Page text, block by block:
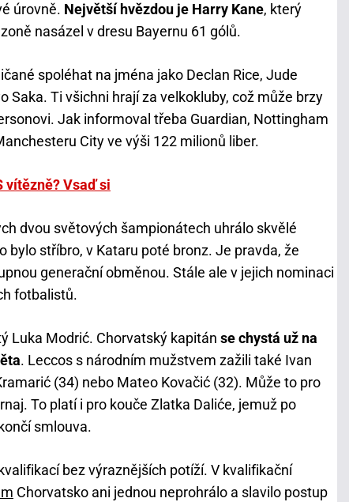
úrovně. Největší hvězdou je Harry Kane, který
nasázel v dresu Bayernu 61 gólů.
spoléhat na jména jako Declan Rice, Jude
Saka. Ti všichni hrají za velkokluby, což může brzy
Jak informoval třeba Guardian, Nottingham
City ve výši 122 milionů liber.
vítězně? Vsaď si
dvou světových šampionátech uhrálo skvělé
bylo stříbro, v Kataru poté bronz. Je pravda, že
generační obměnou. Stále ale v jejich nominaci
fotbalistů.
Luka Modrić. Chorvatský kapitán se chystá už na
. Leccos s národním mužstvem zažili také Ivan
(34) nebo Mateo Kovačić (32). Může to pro
To platí i pro kouče Zlatka Daliće, jemuž po
smlouva.
bez výraznějších potíží. V kvalifikační
Chorvatsko ani jednou neprohrálo a slavilo postup